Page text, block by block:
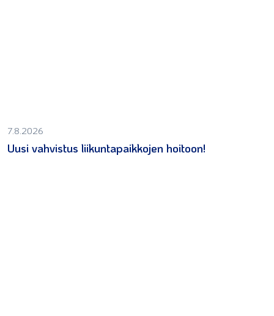
7.8.2026
Uusi vahvistus liikuntapaikkojen hoitoon!